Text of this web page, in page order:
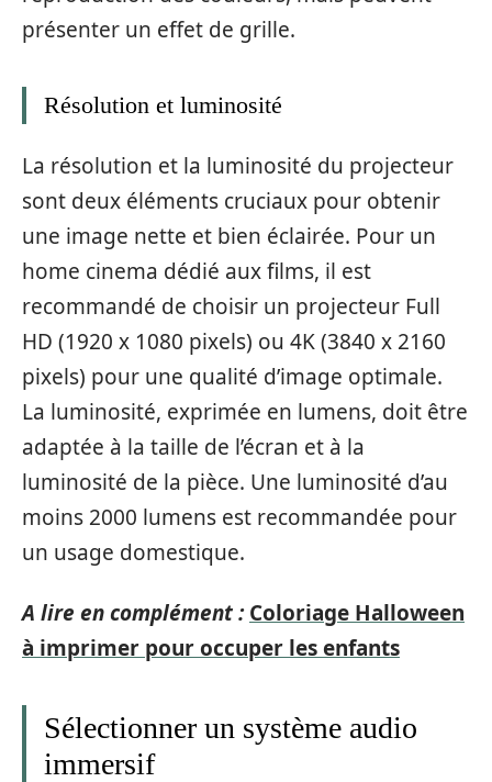
présenter un effet de grille.
Résolution et luminosité
La résolution et la luminosité du projecteur
sont deux éléments cruciaux pour obtenir
une image nette et bien éclairée. Pour un
home cinema dédié aux films, il est
recommandé de choisir un projecteur Full
HD (1920 x 1080 pixels) ou 4K (3840 x 2160
pixels) pour une qualité d’image optimale.
La luminosité, exprimée en lumens, doit être
adaptée à la taille de l’écran et à la
luminosité de la pièce. Une luminosité d’au
moins 2000 lumens est recommandée pour
un usage domestique.
A lire en complément : Coloriage Halloween
à imprimer pour occuper les enfants
Sélectionner un système audio
immersif